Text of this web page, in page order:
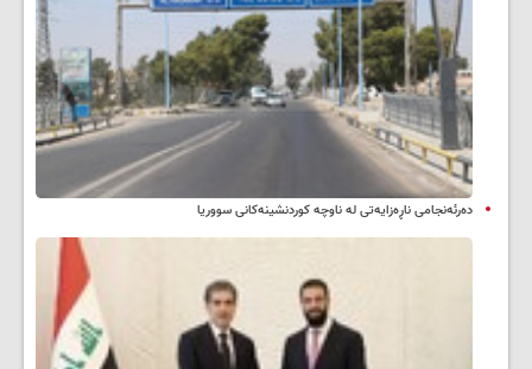
دەرئەنجامی ناڕەزایەتی لە ناوچە کوردنشینەکانی سووریا